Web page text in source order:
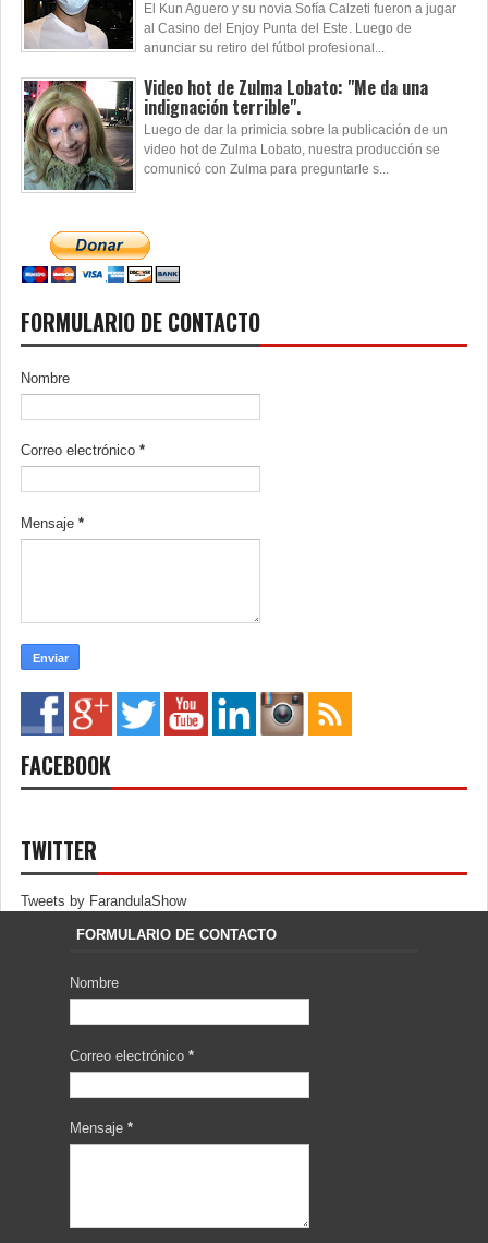
El Kun Aguero y su novia Sofía Calzeti fueron a jugar
al Casino del Enjoy Punta del Este. Luego de
anunciar su retiro del fútbol profesional...
Video hot de Zulma Lobato: "Me da una
indignación terrible".
Luego de dar la primicia sobre la publicación de un
video hot de Zulma Lobato, nuestra producción se
comunicó con Zulma para preguntarle s...
FORMULARIO DE CONTACTO
Nombre
Correo electrónico *
Mensaje *
FACEBOOK
TWITTER
Tweets by FarandulaShow
FORMULARIO DE CONTACTO
Nombre
Correo electrónico *
Mensaje *